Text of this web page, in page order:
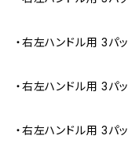
・右左ハンドル用 3パ
・右左ハンドル用 3パ
・右左ハンドル用 3パ